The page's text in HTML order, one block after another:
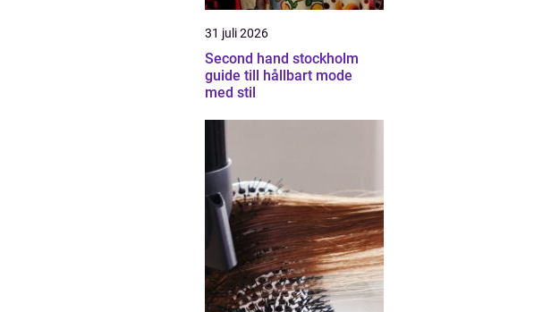
31 juli 2026
Second hand stockholm
guide till hållbart mode
med stil